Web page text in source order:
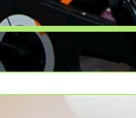
concentre sur les